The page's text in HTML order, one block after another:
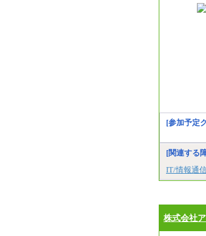
[参加予定
[関連する
IT/情報通
株式会社